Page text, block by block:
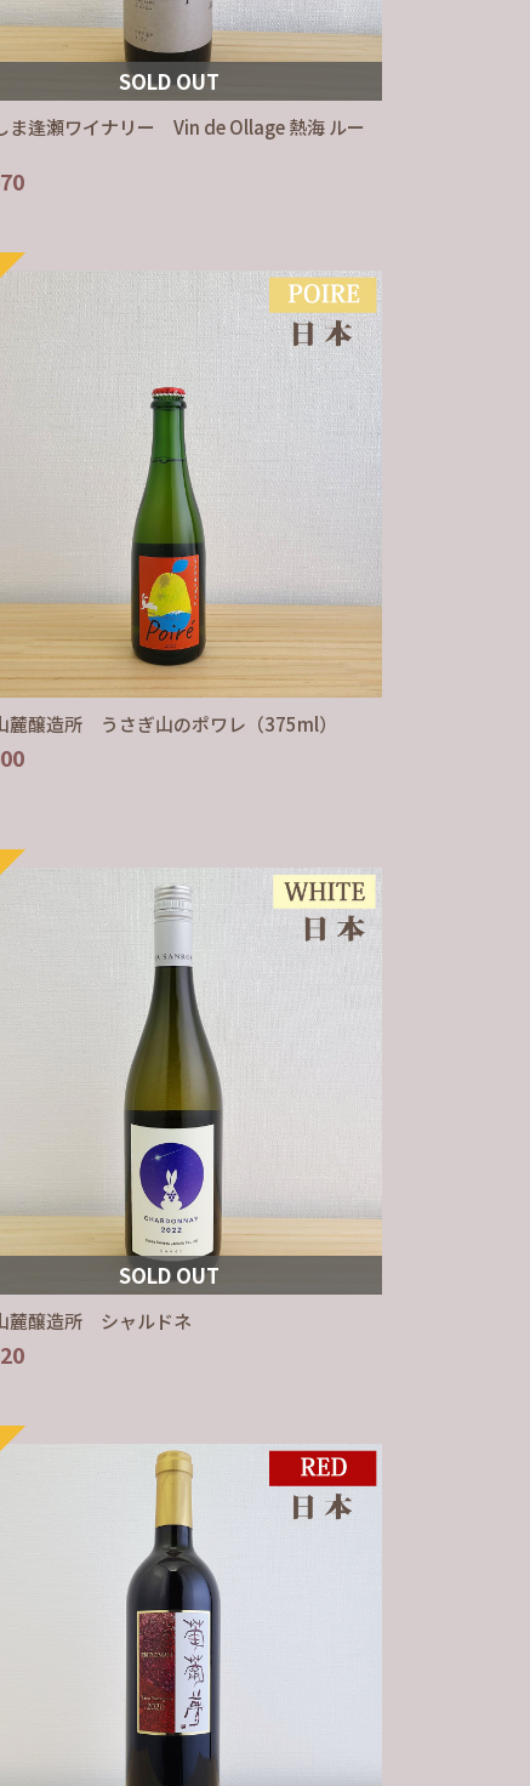
SOLD OUT
ま逢瀬ワイナリー Vin de Ollage 熱海 ルー
麓醸造所 うさぎ山のポワレ（375ml）
SOLD OUT
麓醸造所 シャルドネ